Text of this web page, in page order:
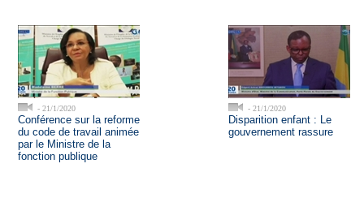
- 21/1/2020
Conférence sur la reforme
du code de travail animée
par le Ministre de la
fonction publique
- 21/1/2020
Disparition enfant : Le
gouvernement rassure